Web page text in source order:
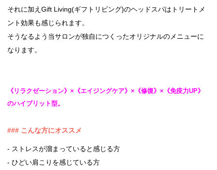
それに加えGift Living(ギフトリビング)のヘッドスパはトリートメ
ント効果も感じられます。
そうなるよう当サロンが独自につくったオリジナルのメニューに
なります。
《リラクゼーション》×《エイジングケア》×《修復》×《免疫力UP》
のハイブリット型。
### こんな方にオススメ
- ストレスが溜まっていると感じる方
- ひどい肩こりを感じている方